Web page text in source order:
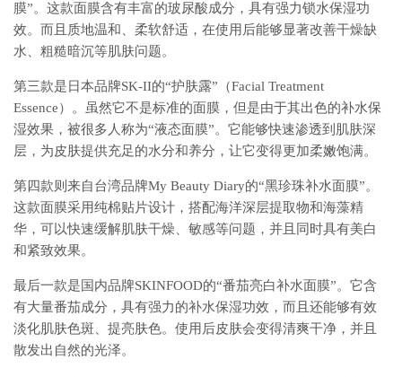
膜”。这款面膜含有丰富的玻尿酸成分，具有强力锁水保湿功
效。而且质地温和、柔软舒适，在使用后能够显著改善干燥缺
水、粗糙暗沉等肌肤问题。
第三款是日本品牌SK-II的“护肤露”（Facial Treatment
Essence）。虽然它不是标准的面膜，但是由于其出色的补水保
湿效果，被很多人称为“液态面膜”。它能够快速渗透到肌肤深
层，为皮肤提供充足的水分和养分，让它变得更加柔嫩饱满。
第四款则来自台湾品牌My Beauty Diary的“黑珍珠补水面膜”。
这款面膜采用纯棉贴片设计，搭配海洋深层提取物和海藻精
华，可以快速缓解肌肤干燥、敏感等问题，并且同时具有美白
和紧致效果。
最后一款是国内品牌SKINFOOD的“番茄亮白补水面膜”。它含
有大量番茄成分，具有强力的补水保湿功效，而且还能够有效
淡化肌肤色斑、提亮肤色。使用后皮肤会变得清爽干净，并且
散发出自然的光泽。